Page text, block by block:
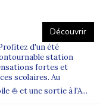
?
Découvrir
d'un été
station
fortes et
scolaires. Au
⛵ et une sortie à l'A...